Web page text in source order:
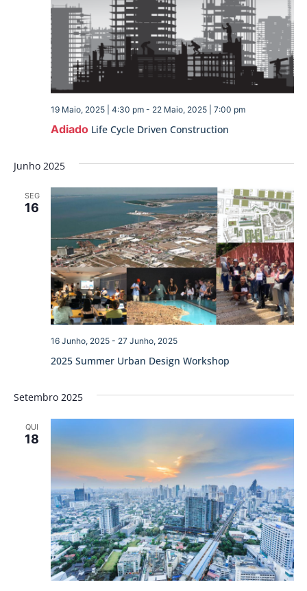
Adiado Life Cycle Driven Construction
19 Maio, 2025 | 4:30 pm- 22 Maio, 2025 | 7:00 pm
Junho 2025
SEG
16
2025 Summer Urban Design Workshop
16 Junho, 2025- 27 Junho, 2025
Setembro 2025
QUI
18